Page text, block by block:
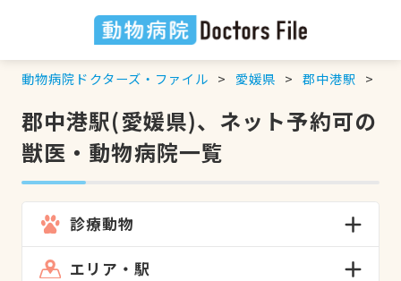
動物病院ドクターズ・ファイル 愛媛県 郡中港駅
郡中港駅(愛媛県)、ネット予約可の
獣医・動物病院一覧
診療動物
エリア・駅